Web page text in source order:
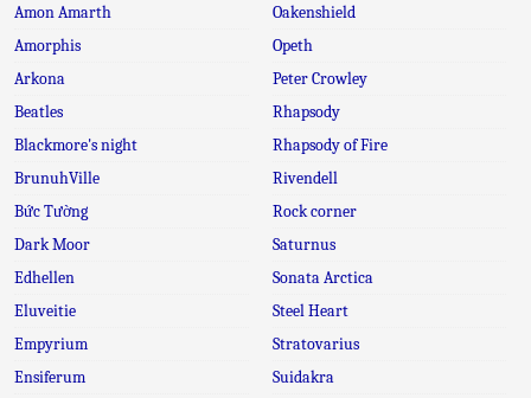
Amon Amarth
Amorphis
Arkona
Beatles
Blackmore's night
BrunuhVille
Bức Tường
Dark Moor
Edhellen
Eluveitie
Empyrium
Ensiferum
Oakenshield
Opeth
Peter Crowley
Rhapsody
Rhapsody of Fire
Rivendell
Rock corner
Saturnus
Sonata Arctica
Steel Heart
Stratovarius
Suidakra